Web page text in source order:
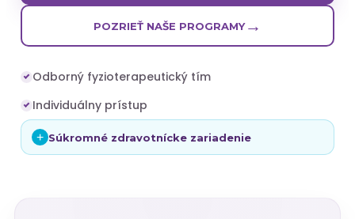
POZRIEŤ NAŠE PROGRAMY→
Odborný fyzioterapeutický tím
Individuálny prístup
+ Súkromné zdravotnícke zariadenie